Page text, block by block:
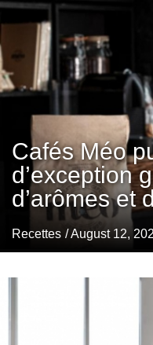
Cafés Méo
d’exception
d’arômes et
Recettes / August 12,